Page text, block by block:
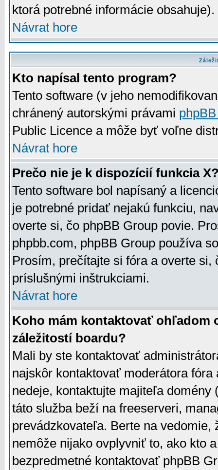
ktorá potrebné informácie
Návrat hore
Kto napísal tento program?
Tento software (v jeho
chránený autorskými právami
Public Licence a môže byť voľne
Návrat hore
Prečo nie je k dispozícií funkcia
Tento software bol napísaný a
je potrebné pridať nejakú funkciu,
overte si, čo phpBB Group povie.
phpbb.com, phpBB Group používa
Prosím, prečítajte si fóra a overte
príslušnými inštrukciami.
Návrat hore
Koho mám kontaktovať ohľadom
záležitostí boardu?
Mali by ste kontaktovať
najskôr kontaktovať moderátora
nedeje, kontaktujte majiteľa
táto služba beží na freeserveri,
prevádzkovateľa. Berte na
nemôže nijako ovplyvniť to, ako kto
bezpredmetné kontaktovať phpBB